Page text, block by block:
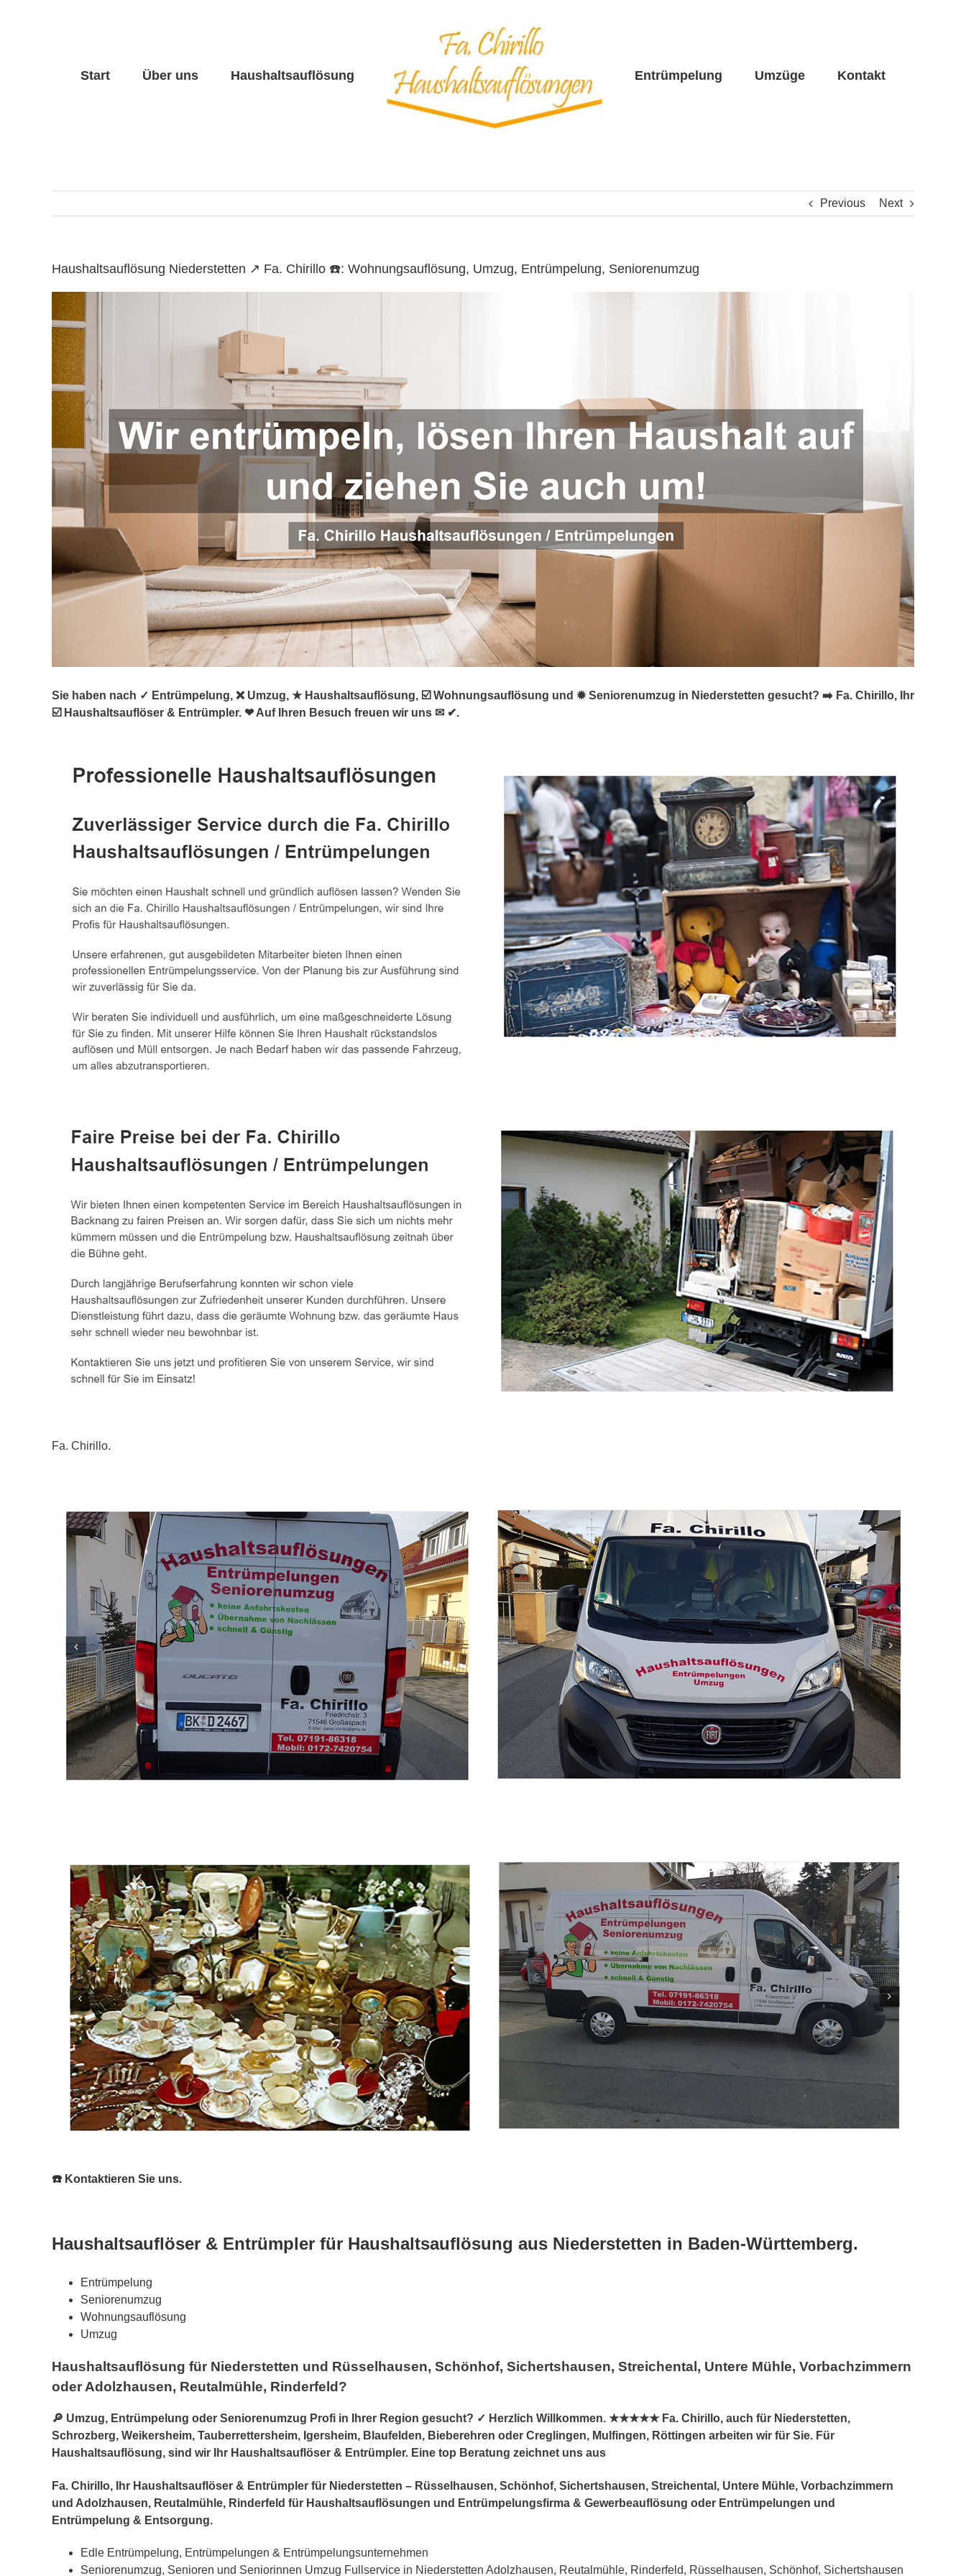
Start Über uns Haushaltsauflösung Entrümpelung Umzüge Kontakt
Previous Next
Haushaltsauflösung Niederstetten ↗️ Fa. Chirillo ☎️: Wohnungsauflösung, Umzug, Entrümpelung, Seniorenumzug
Sie haben nach ✓ Entrümpelung, ❌ Umzug, ★ Haushaltsauflösung, ☑️ Wohnungsauflösung und ✹ Seniorenumzug in Niederstetten gesucht? ➡️ Fa. Chirillo, Ihr
☑️ Haushaltsauflöser & Entrümpler. ❤ Auf Ihren Besuch freuen wir uns ✉ ✔.
Fa. Chirillo.
☎️ Kontaktieren Sie uns.
Haushaltsauflöser & Entrümpler für Haushaltsauflösung aus Niederstetten in Baden-Württemberg.
Entrümpelung
Seniorenumzug
Wohnungsauflösung
Umzug
Haushaltsauflösung für Niederstetten und Rüsselhausen, Schönhof, Sichertshausen, Streichental, Untere Mühle, Vorbachzimmern
oder Adolzhausen, Reutalmühle, Rinderfeld?
🔎 Umzug, Entrümpelung oder Seniorenumzug Profi in Ihrer Region gesucht? ✓ Herzlich Willkommen. ★★★★★ Fa. Chirillo, auch für Niederstetten,
Schrozberg, Weikersheim, Tauberrettersheim, Igersheim, Blaufelden, Bieberehren oder Creglingen, Mulfingen, Röttingen arbeiten wir für Sie. Für
Haushaltsauflösung, sind wir Ihr Haushaltsauflöser & Entrümpler. Eine top Beratung zeichnet uns aus
Fa. Chirillo, Ihr Haushaltsauflöser & Entrümpler für Niederstetten – Rüsselhausen, Schönhof, Sichertshausen, Streichental, Untere Mühle, Vorbachzimmern
und Adolzhausen, Reutalmühle, Rinderfeld für Haushaltsauflösungen und Entrümpelungsfirma & Gewerbeauflösung oder Entrümpelungen und
Entrümpelung & Entsorgung.
Edle Entrümpelung, Entrümpelungen & Entrümpelungsunternehmen
Seniorenumzug, Senioren und Seniorinnen Umzug Fullservice in Niederstetten Adolzhausen, Reutalmühle, Rinderfeld, Rüsselhausen, Schönhof, Sichertshausen